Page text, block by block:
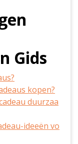
Gids
kopen?
duurzaa
ideeën vo